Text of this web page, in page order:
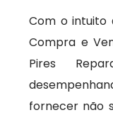
Com o intuito
Compra e
Pires
fornecer não